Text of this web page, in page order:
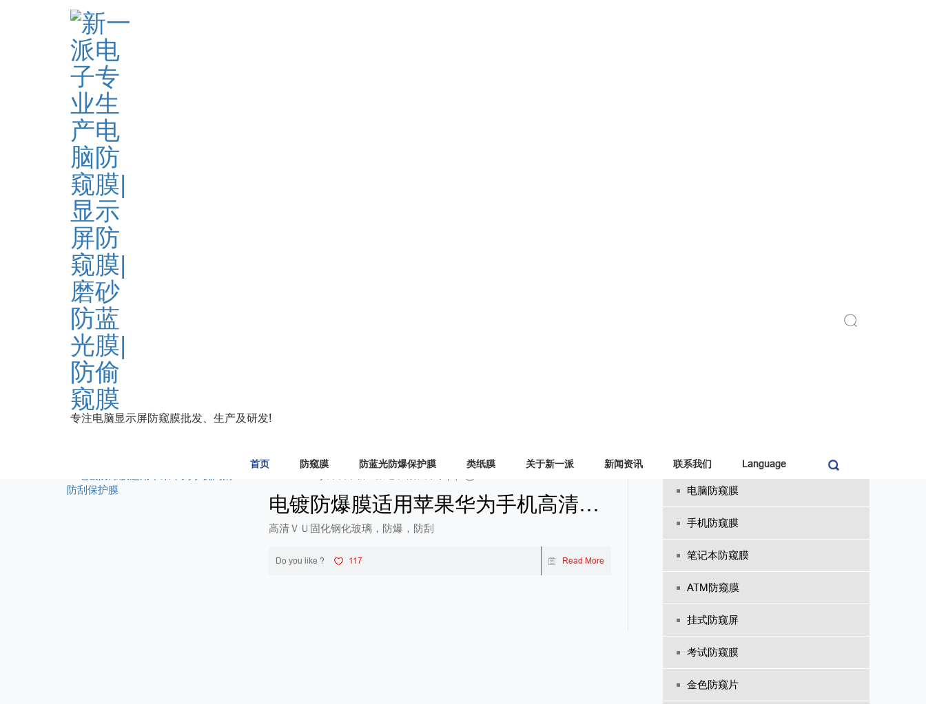
专注电脑显示屏防窥膜批发、生产及研发!
首页 防窥膜 防蓝光防爆保护膜 类纸膜 关于新一派 新闻资讯 联系我们 Language
Home> TAGS > 模切机尺寸膜
The info about "模切机尺寸膜"
电镀防爆膜适用苹果华为手机高清防刮保护膜
高清ＶＵ固化钢化玻璃，防爆，防刮
Do you like ? 117 Read More
电脑防窥膜
手机防窥膜
笔记本防窥膜
ATM防窥膜
挂式防窥屏
考试防窥膜
金色防窥片